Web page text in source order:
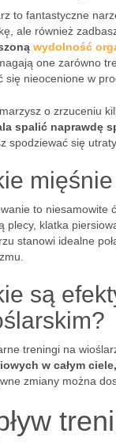
to fantastyczne
ale również
wydolność
one zarówno
się nieocenione w
o zrzuceniu
spalić naprawdę
spodziewać się
to niesamowite
plecy, klatka
stanowi idealne
są
treningi na
w całym
zmiany można